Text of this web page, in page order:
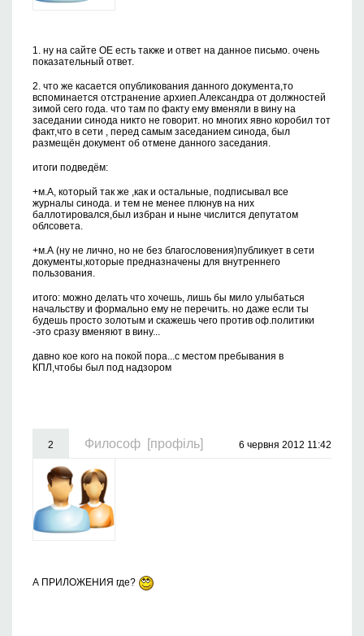
1. ну на сайте ОЕ есть также и ответ на данное письмо. очень
показательный ответ.
2. что же касается опубликования данного документа,то
вспоминается отстранение архиеп.Александра от должностей
зимой сего года. что там по факту ему вменяли в вину на
заседании синода никто не говорит. но многих явно коробил тот
факт,что в сети , перед самым заседанием синода, был
размещён документ об отмене данного заседания.
итоги подведём:
+м.А, который так же ,как и остальные, подписывал все
журналы синода. и тем не менее плюнув на них
баллотировался,был избран и ныне числится депутатом
облсовета.
+м.А (ну не лично, но не без благословения)публикует в сети
документы,которые предназначены для внутреннего
пользования.
итого: можно делать что хочешь, лишь бы мило улыбаться
начальству и формально ему не перечить. но даже если ты
будешь просто золотым и скажешь чего против оф.политики
-это сразу вменяют в вину...
давно кое кого на покой пора...с местом пребывания в
КПЛ,чтобы был под надзором
2 Философ [профіль] 6 червня 2012 11:42
А ПРИЛОЖЕНИЯ где?